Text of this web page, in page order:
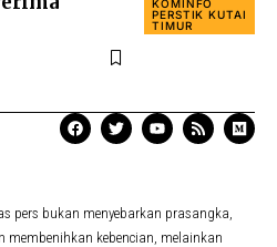
KOMINFO
PERSTIK KUTAI
TIMUR
pers bukan menyebarkan prasangka,
membenihkan kebencian, melainkan